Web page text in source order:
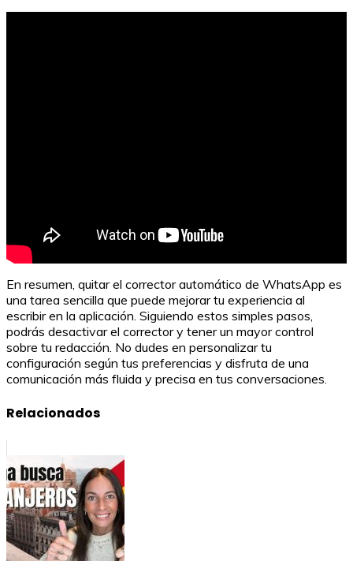
En resumen, quitar el corrector automático de WhatsApp es
una tarea sencilla que puede mejorar tu experiencia al
escribir en la aplicación. Siguiendo estos simples pasos,
podrás desactivar el corrector y tener un mayor control
sobre tu redacción. No dudes en personalizar tu
configuración según tus preferencias y disfruta de una
comunicación más fluida y precisa en tus conversaciones.
Relacionados